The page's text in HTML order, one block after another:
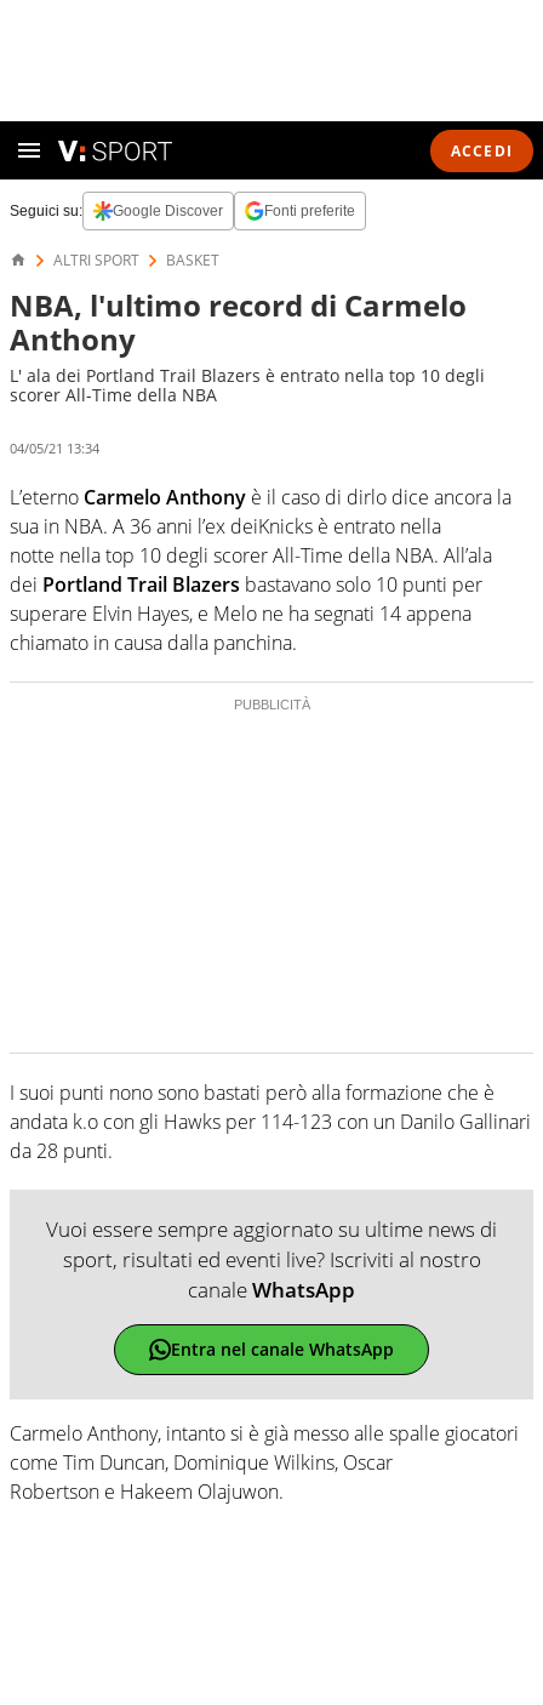
ACCEDI
Seguici su: Google Discover Fonti preferite
ALTRI SPORT BASKET
NBA, l'ultimo record di Carmelo
Anthony
L' ala dei Portland Trail Blazers è entrato nella top 10 degli
scorer All-Time della NBA
04/05/21 13:34
L’eterno Carmelo Anthony è il caso di dirlo dice ancora la
sua in NBA. A 36 anni l’ex deiKnicks è entrato nella
notte nella top 10 degli scorer All-Time della NBA. All’ala
dei Portland Trail Blazers bastavano solo 10 punti per
superare Elvin Hayes, e Melo ne ha segnati 14 appena
chiamato in causa dalla panchina.
I suoi punti nono sono bastati però alla formazione che è
andata k.o con gli Hawks per 114-123 con un Danilo Gallinari
da 28 punti.
Vuoi essere sempre aggiornato su ultime news di
sport, risultati ed eventi live? Iscriviti al nostro
canaleWhatsApp
Entra nel canale WhatsApp
Carmelo Anthony, intanto si è già messo alle spalle giocatori
come Tim Duncan, Dominique Wilkins, Oscar
Robertson e Hakeem Olajuwon.